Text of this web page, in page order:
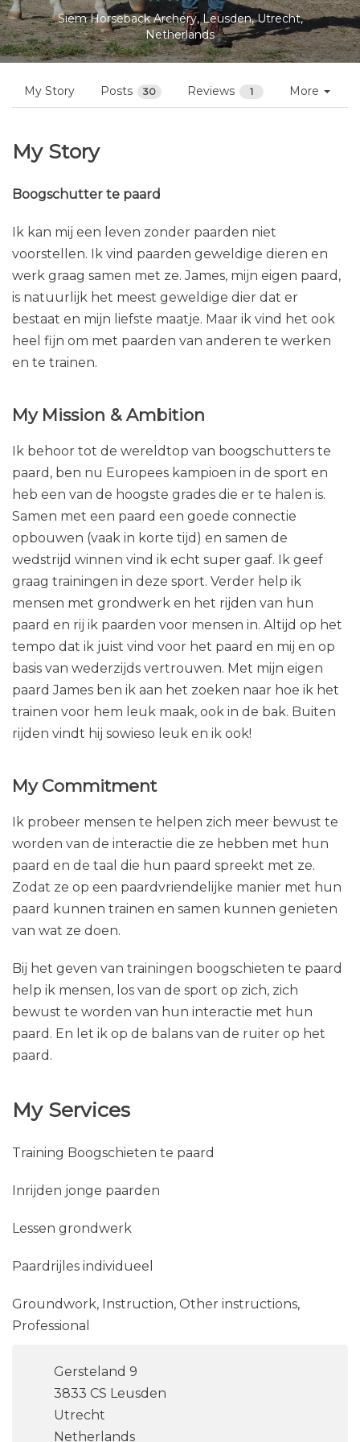
Profiles
Siem Budding
Netherlands
My Story Posts 30 Reviews 1 More
My Story
Boogschutter te paard
voorstellen. Ik vind paarden geweldige dieren en
is natuurlijk het meest geweldige dier dat er
bestaat en mijn liefste maatje. Maar ik vind het ook
heel fijn om met paarden van anderen te werken
en te trainen.
My Mission & Ambition
Ik behoor tot de wereldtop van boogschutters te
paard, ben nu Europees kampioen in de sport en
heb een van de hoogste grades die er te halen is.
Samen met een paard een goede connectie
opbouwen (vaak in korte tijd) en samen de
wedstrijd winnen vind ik echt super gaaf. Ik geef
graag trainingen in deze sport. Verder help ik
paard en rij ik paarden voor mensen in. Altijd op het
basis van wederzijds vertrouwen. Met mijn eigen
paard James ben ik aan het zoeken naar hoe ik het
trainen voor hem leuk maak, ook in de bak. Buiten
rijden vindt hij sowieso leuk en ik ook!
Ik probeer mensen te helpen zich meer bewust te
worden van de interactie die ze hebben met hun
paard en de taal die hun paard spreekt met ze.
Zodat ze op een paardvriendelijke manier met hun
help ik mensen, los van de sport op zich, zich
paard. En let ik op de balans van de ruiter op het
My Services
Training Boogschieten te paard
Lessen grondwerk